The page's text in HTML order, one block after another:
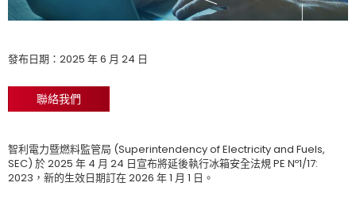
發布日期：2025 年 6 月 24 日
聯絡我們
智利電力暨燃料監管局 (Superintendency of Electricity and Fuels,
SEC) 於 2025 年 4 月 24 日宣布將延後執行冰箱安全法規 PE Nº1/17:
2023，新的生效日期訂在 2026 年 1 月 1 日。